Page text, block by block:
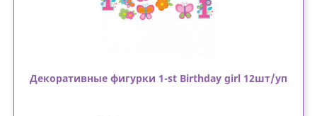
Декоративные фигурки 1-st Birthday girl 12шт/уп